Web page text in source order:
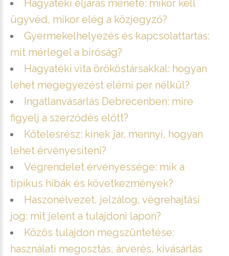
Hagyatéki eljárás menete: mikor kell
ügyvéd, mikor elég a közjegyző?
Gyermekelhelyezés és kapcsolattartás:
mit mérlegel a bíróság?
Hagyatéki vita örököstársakkal: hogyan
lehet megegyezést elérni per nélkül?
Ingatlanvásárlás Debrecenben: mire
figyelj a szerződés előtt?
Kötelesrész: kinek jár, mennyi, hogyan
lehet érvényesíteni?
Végrendelet érvényessége: mik a
tipikus hibák és következmények?
Haszonélvezet, jelzálog, végrehajtási
jog: mit jelent a tulajdoni lapon?
Közös tulajdon megszüntetése:
használati megosztás, árverés, kivásárlás